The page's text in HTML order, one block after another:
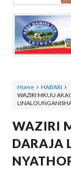
Home
HABARI
WAZIRI MKUU
WAZIRI
DARAJA